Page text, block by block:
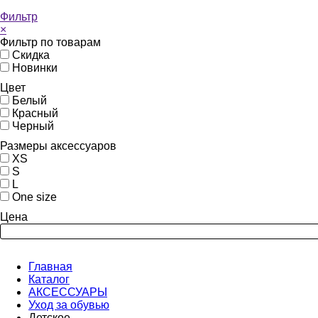
Фильтр
×
Фильтр по товарам
Скидка
Новинки
Цвет
Белый
Красный
Черный
Размеры аксессуаров
XS
S
L
One size
Цена
Главная
Каталог
АКСЕССУАРЫ
Уход за обувью